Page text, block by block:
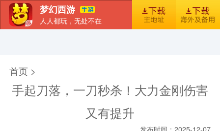
梦幻西游
人人都玩，无处不在
首页 >
手起刀落，一刀秒杀！大力金刚伤害
又有提升